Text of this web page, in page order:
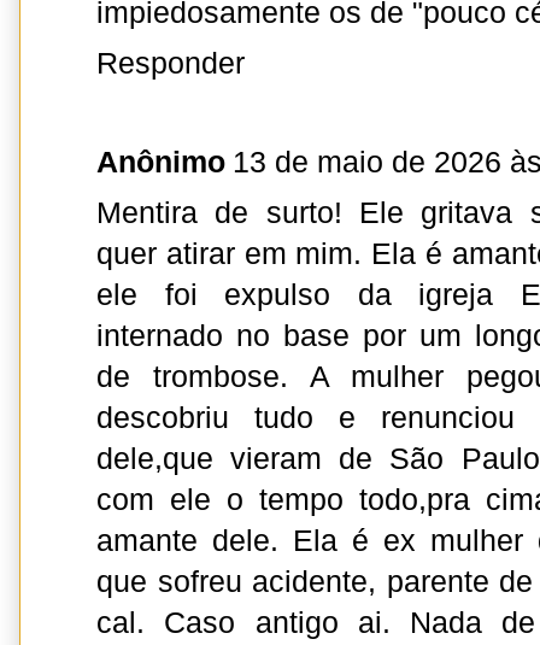
impiedosamente os de "pouco
Responder
Anônimo 13 de maio de 2026
Mentira de surto! Ele gritava
quer atirar em mim. Ela é
ele foi expulso da igreja
internado no base por um
de trombose. A mulher
descobriu tudo e renunciou
dele,que vieram de São
com ele o tempo todo,pra
amante dele. Ela é ex mulher
que sofreu acidente, parente
cal. Caso antigo ai. Nada